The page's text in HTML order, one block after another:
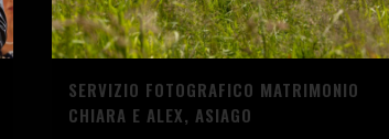
SERVIZIO FOTOGRAFICO MATRIMONIO
CHIARA E ALEX, ASIAGO